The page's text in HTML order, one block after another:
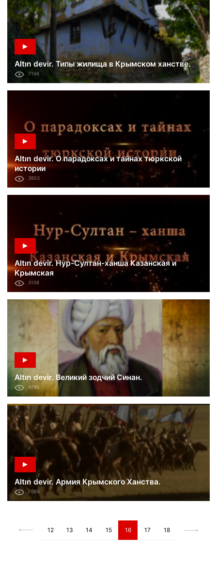
Altın devir. Типы жилища в Крымском ханстве.
7166
Altın devir. О парадоксах и тайнах тюркской
истории
3953
Altın devir. Нур-Султан-ханша Казанская и
Крымская
3108
Altın devir. Великий зодчий Синан.
6196
Altın devir. Армия Крымского Ханства.
7085
12 13 14 15 16 17 18